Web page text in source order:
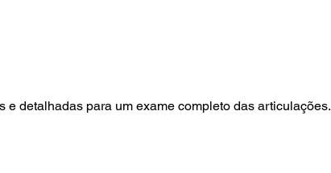
detalhadas para um exame completo das articulações.